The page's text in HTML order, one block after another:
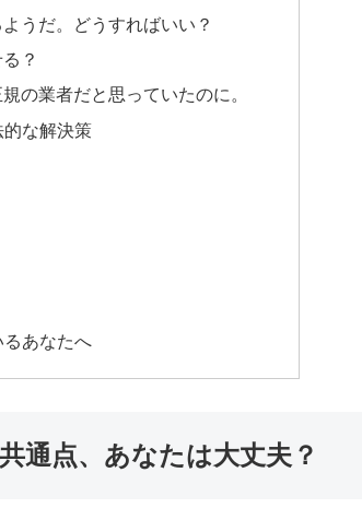
うだ。どうすればいい？
？
の業者だと思っていたのに。
な解決策
あなたへ
通点、あなたは大丈夫？